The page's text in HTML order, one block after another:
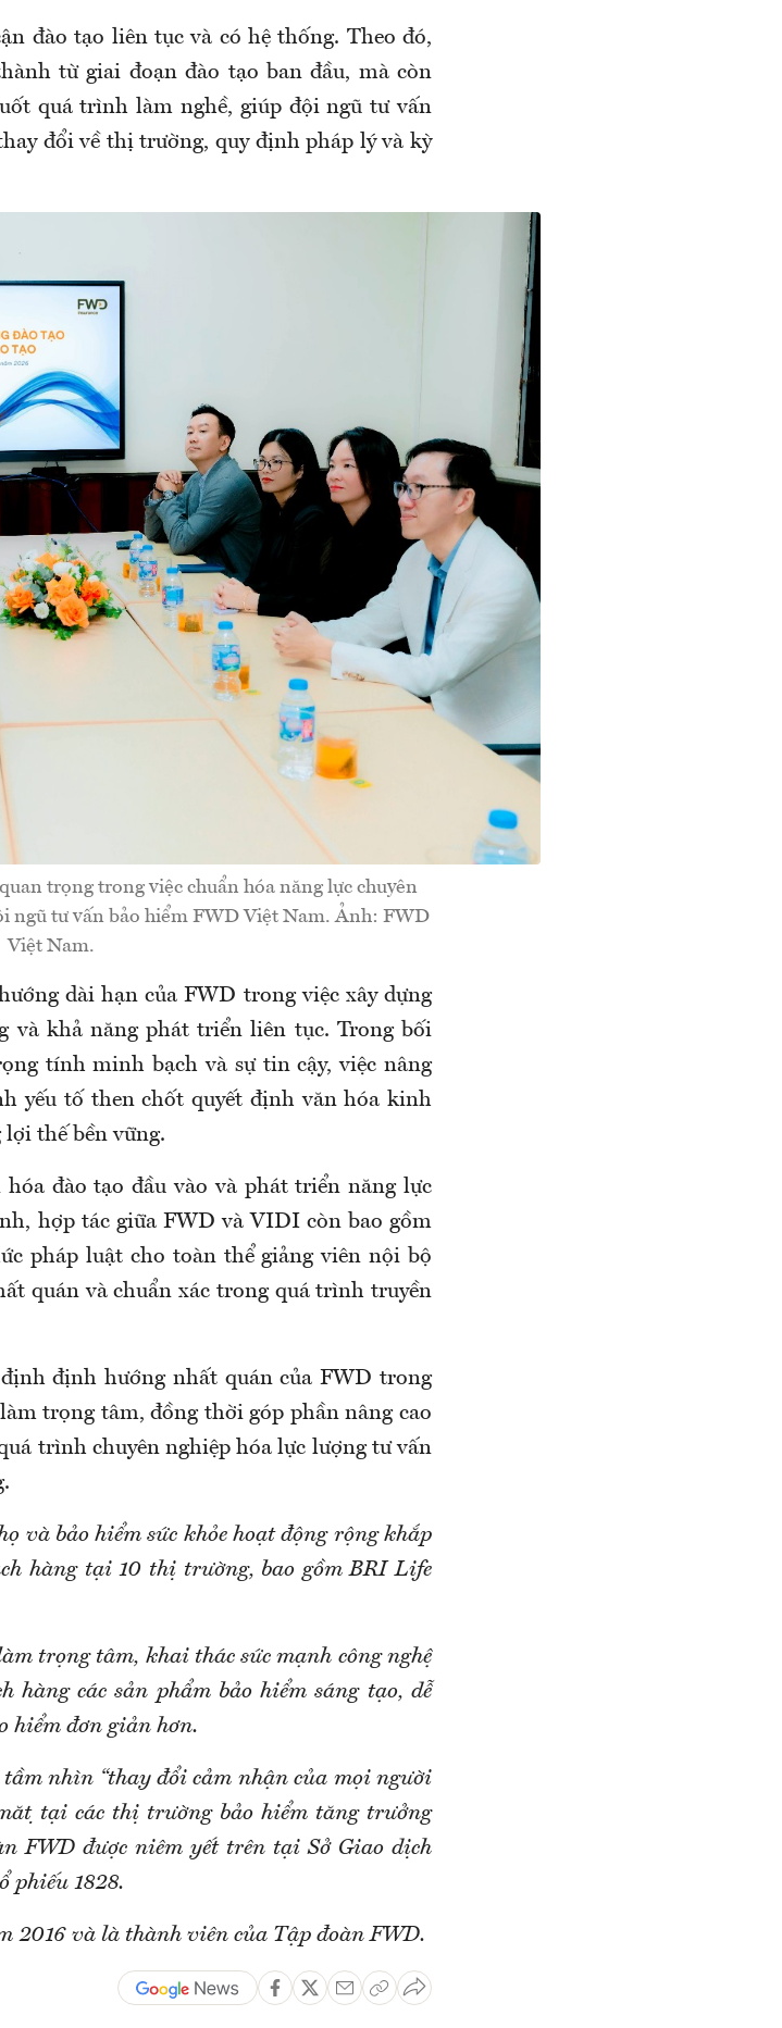
đào tạo liên tục và có hệ thống. Theo đó,
từ giai đoạn đào tạo ban đầu, mà còn
quá trình làm nghề, giúp đội ngũ tư vấn
đổi về thị trường, quy định pháp lý và kỳ
trọng trong việc chuẩn hóa năng lực chuyên
ngũ tư vấn bảo hiểm FWD Việt Nam. Ảnh: FWD
Việt Nam.
dài hạn của FWD trong việc xây dựng
và khả năng phát triển liên tục. Trong bối
tính minh bạch và sự tin cậy, việc nâng
yếu tố then chốt quyết định văn hóa kinh
thế bền vững.
đào tạo đầu vào và phát triển năng lực
hợp tác giữa FWD và VIDI còn bao gồm
pháp luật cho toàn thể giảng viên nội bộ
quán và chuẩn xác trong quá trình truyền
định hướng nhất quán của FWD trong
trọng tâm, đồng thời góp phần nâng cao
trình chuyên nghiệp hóa lực lượng tư vấn
và bảo hiểm sức khỏe hoạt động rộng khắp
hàng tại 10 thị trường, bao gồm BRI Life
trọng tâm, khai thác sức mạnh công nghệ
hàng các sản phẩm bảo hiểm sáng tạo, dễ
hiểm đơn giản hơn.
nhìn “thay đổi cảm nhận của mọi người
tại các thị trường bảo hiểm tăng trưởng
FWD được niêm yết trên tại Sở Giao dịch
phiếu 1828.
2016 và là thành viên của Tập đoàn FWD.